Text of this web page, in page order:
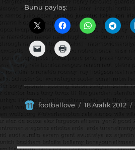
Bunu paylaş:
Yazar
footballove
Yayın
tarihi
18 Aralık 2012